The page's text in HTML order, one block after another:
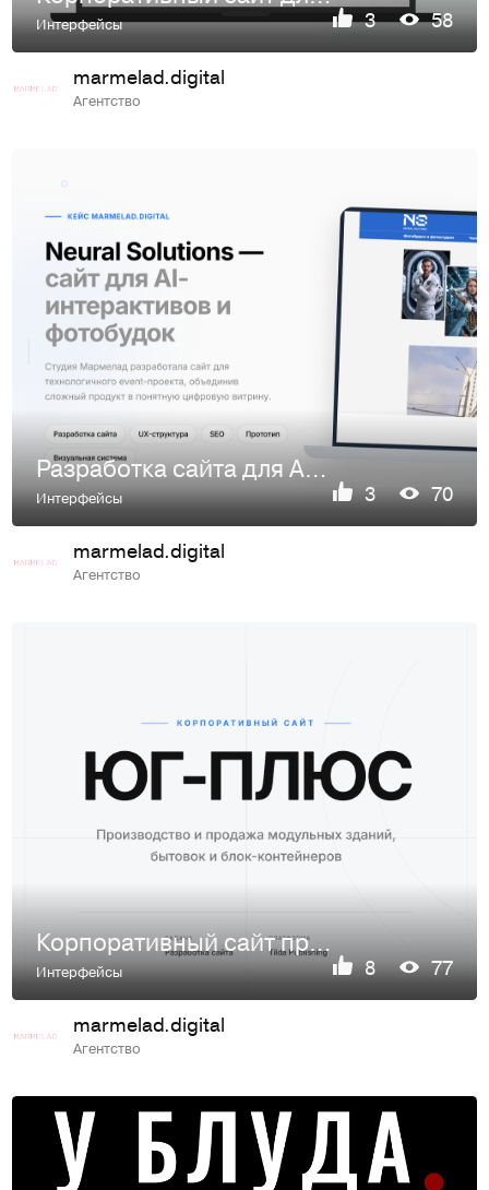
Интерфейсы 3 58
marmelad.digital
Агентство
Разработка сайта для AI-фотобудок и интерактивов
Интерфейсы 3 70
marmelad.digital
Агентство
Корпоративный сайт производителя бытовок
Интерфейсы 8 77
marmelad.digital
Агентство